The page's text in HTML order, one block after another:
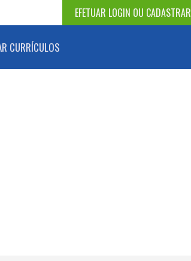
EFETUAR LOGIN OU CADASTRAR
CURRÍCULOS